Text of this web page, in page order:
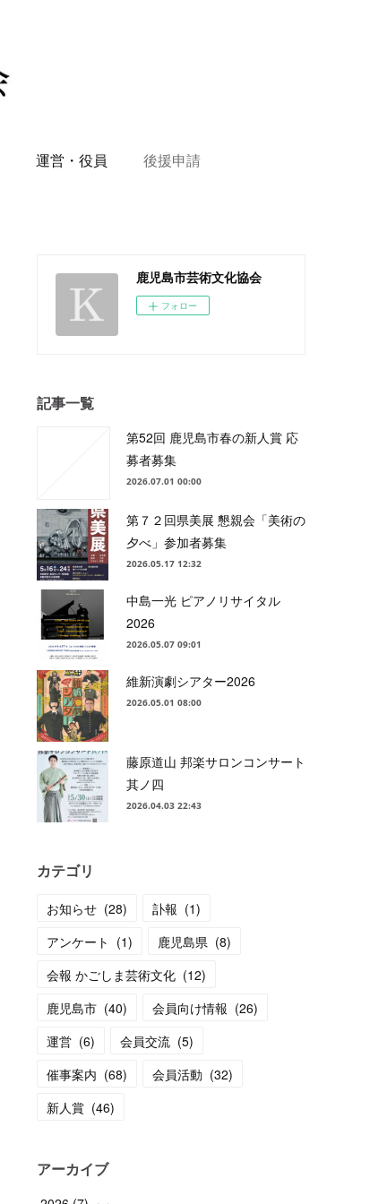
運営・役員 後援申請
鹿児島市芸術文化協会
フォロー
記事一覧
第52回 鹿児島市春の新人賞 応
募者募集
2026.07.01 00:00
第７２回県美展 懇親会「美術の
夕べ」参加者募集
2026.05.17 12:32
中島一光 ピアノリサイタル
2026
2026.05.07 09:01
維新演劇シアター2026
2026.05.01 08:00
藤原道山 邦楽サロンコンサート
其ノ四
2026.04.03 22:43
カテゴリ
お知らせ (28) 訃報 (1)
アンケート (1) 鹿児島県 (8)
会報 かごしま芸術文化 (12)
鹿児島市 (40) 会員向け情報 (26)
運営 (6) 会員交流 (5)
催事案内 (68) 会員活動 (32)
新人賞 (46)
アーカイブ